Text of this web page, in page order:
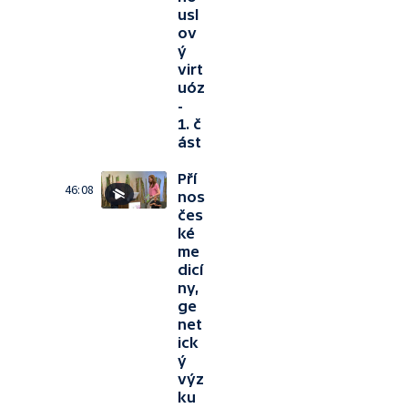
usl
ov
ý
virt
uóz
-
1. č
ást
46:08
Pří
nos
čes
ké
me
dicí
ny,
ge
net
ick
ý
výz
ku